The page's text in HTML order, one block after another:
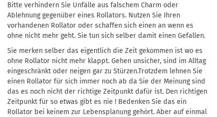
Bitte verhindern Sie Unfälle aus falschem Charm oder
Ablehnung gegenüber eines Rollators. Nutzen Sie Ihren
vorhandenen Rollator oder schaffen sich einen an wenn es
ohne nicht mehr geht. Sie tun sich selber damit einen Gefallen.
Sie merken selber das eigentlich die Zeit gekommen ist wo es
ohne Rollator nicht mehr klappt. Gehen unsicher, sind im Alltag
eingeschränkt oder neigen gar zu Stürzen.Trotzdem lehnen Sie
einen Rollator für sich immer noch ab da Sie der Meinung sind
das es noch nicht der richtige Zeitpunkt dafür ist. Den richtigen
Zeitpunkt für so etwas gibt es nie ! Bedenken Sie das ein
Rollator bei keinem zur Lebensplanung gehört. Aber auf einmal